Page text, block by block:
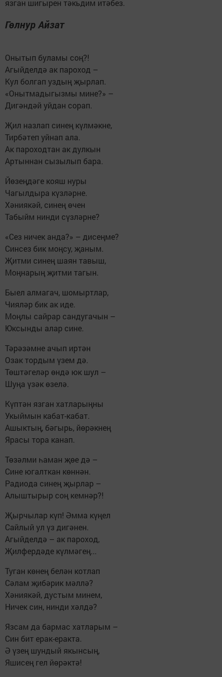
язган шигырен тәкьдим итәбез.
Гөлнур Айзат
Онытып буламы соң?!
Агыйделдә ак пароход –
Кул болгап уздың җырлап.
«Онытмадыгызмы мине?» –
Дигәндәй уйдан сорап.
Җил назлап синең күлмәкне,
Тирбәтеп уйнап ала.
Ак пароходтан ак дулкын
Артыннан сызылып бара.
Йөзеңдәге кояш нуры
Чагылдыра күзләрне.
Хәниякәй, синең өчен
Табыйм нинди сүзләрне?
«Сез ничек анда?» – дисеңме?
Синсез бик моңсу, җаным.
Җитми синең шаян тавыш,
Моңнарың җитми тагын.
Быел алмагач, шомыртлар,
Чияләр бик ак иде.
Моңлы сайрар сандугачын –
Юксынды алар сине.
Тәрәзәмне ачып иртән
Озак тордым үзем дә.
Төштәгеләр өндә юк шул –
Шуңа үзәк өзелә.
Күптән язган хатларыңны
Укыймын кабат-кабат.
Ашыктың, бәгырь, йөрәкнең
Ярасы тора канап.
Төзәлми һаман җөе дә –
Сине югалткан көннән.
Радиода синең җырлар –
Алыштырыр соң кемнәр?!
Җырчылар күп! Әмма күңел
Сайлый ул үз дигәнен.
Агыйделдә – ак пароход,
Җилфердәде күлмәгең...
Туган көнең белән котлап
Сәлам җибәрик мәллә?
Хәниякәй, дустым минем,
Ничек син, нинди хәлдә?
Язсам да бармас хатларым –
Син бит ерак-еракта.
Ә үзең шундый якынсың,
Яшисең гел йөрәктә!